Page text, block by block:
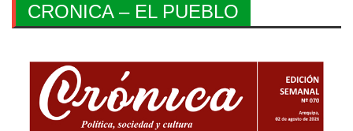
CRONICA – EL PUEBLO